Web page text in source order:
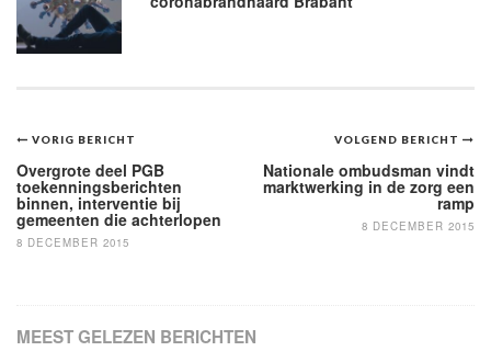
Bericht
navigatie
VOLGEND BERICHT
Nationale ombudsman vindt
marktwerking in de zorg een
ramp
8 DECEMBER 2015
VORIG BERICHT
Overgrote deel PGB
toekenningsberichten
binnen, interventie bij
gemeenten die achterlopen
8 DECEMBER 2015
MEEST GELEZEN BERICHTEN